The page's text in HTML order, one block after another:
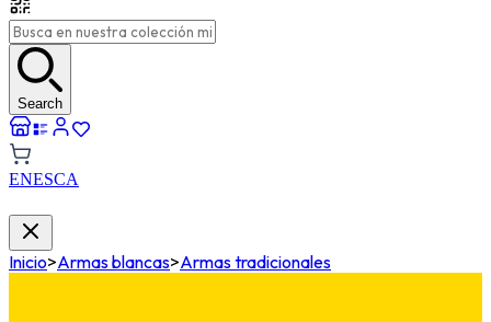
Search
ENESCA
Inicio>Armas blancas>Armas tradicionales